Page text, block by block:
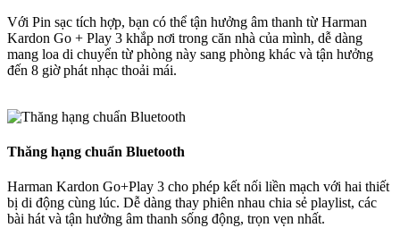
Với Pin sạc tích hợp, bạn có thể tận hưởng âm thanh từ Harman
Kardon Go + Play 3 khắp nơi trong căn nhà của mình, dễ dàng
mang loa di chuyển từ phòng này sang phòng khác và tận hưởng
đến 8 giờ phát nhạc thoải mái.
Thăng hạng chuẩn Bluetooth
Harman Kardon Go+Play 3 cho phép kết nối liền mạch với hai thiết
bị di động cùng lúc. Dễ dàng thay phiên nhau chia sẻ playlist, các
bài hát và tận hưởng âm thanh sống động, trọn vẹn nhất.